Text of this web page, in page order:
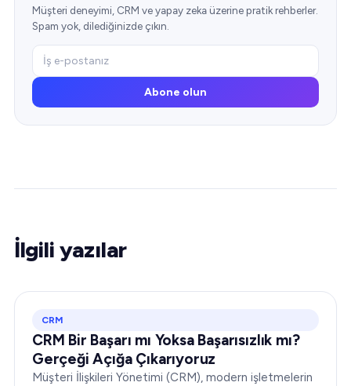
Müşteri deneyimi, CRM ve yapay zeka üzerine pratik rehberler.
Spam yok, dilediğinizde çıkın.
Abone olun
İlgili yazılar
CRM
CRM Bir Başarı mı Yoksa Başarısızlık mı?
Gerçeği Açığa Çıkarıyoruz
Müşteri İlişkileri Yönetimi (CRM), modern işletmelerin